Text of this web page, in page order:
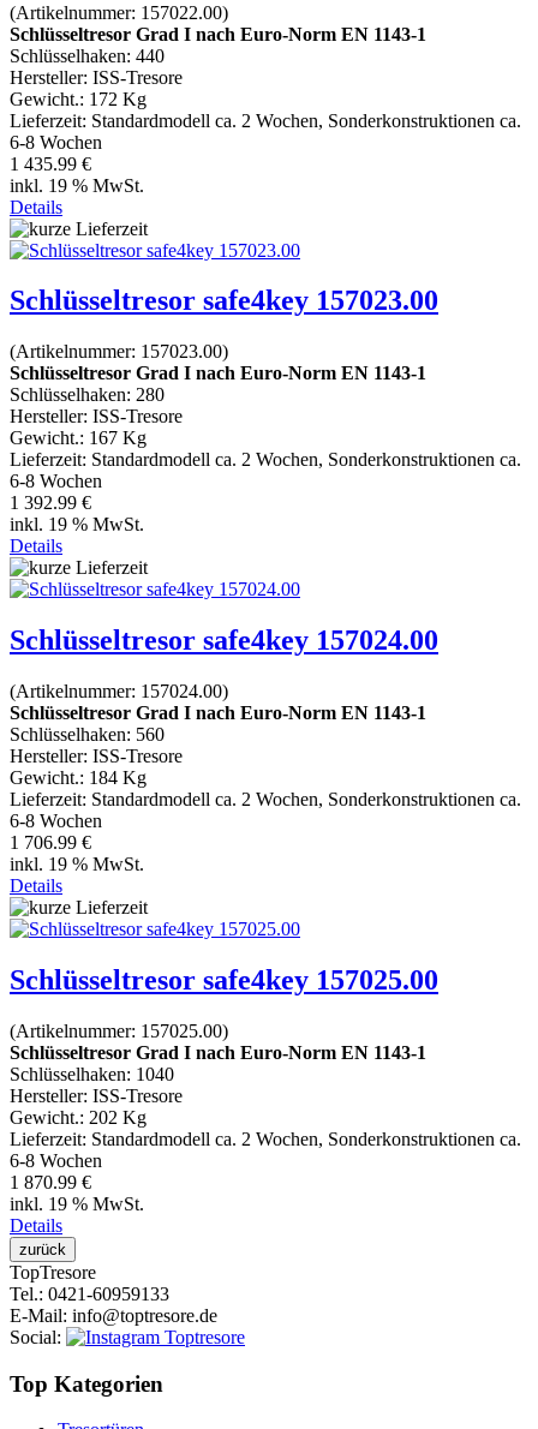
(Artikelnummer: 157022.00)
Schlüsseltresor Grad I nach Euro-Norm EN 1143-1
Schlüsselhaken: 440
Hersteller: ISS-Tresore
Gewicht.: 172 Kg
Lieferzeit: Standardmodell ca. 2 Wochen, Sonderkonstruktionen ca.
6-8 Wochen
1 435.99 €
inkl. 19 % MwSt.
Details
Schlüsseltresor safe4key 157023.00
(Artikelnummer: 157023.00)
Schlüsseltresor Grad I nach Euro-Norm EN 1143-1
Schlüsselhaken: 280
Hersteller: ISS-Tresore
Gewicht.: 167 Kg
Lieferzeit: Standardmodell ca. 2 Wochen, Sonderkonstruktionen ca.
6-8 Wochen
1 392.99 €
inkl. 19 % MwSt.
Details
Schlüsseltresor safe4key 157024.00
(Artikelnummer: 157024.00)
Schlüsseltresor Grad I nach Euro-Norm EN 1143-1
Schlüsselhaken: 560
Hersteller: ISS-Tresore
Gewicht.: 184 Kg
Lieferzeit: Standardmodell ca. 2 Wochen, Sonderkonstruktionen ca.
6-8 Wochen
1 706.99 €
inkl. 19 % MwSt.
Details
Schlüsseltresor safe4key 157025.00
(Artikelnummer: 157025.00)
Schlüsseltresor Grad I nach Euro-Norm EN 1143-1
Schlüsselhaken: 1040
Hersteller: ISS-Tresore
Gewicht.: 202 Kg
Lieferzeit: Standardmodell ca. 2 Wochen, Sonderkonstruktionen ca.
6-8 Wochen
1 870.99 €
inkl. 19 % MwSt.
Details
TopTresore
Tel.: 0421-60959133
E-Mail: info@toptresore.de
Social:
Top Kategorien